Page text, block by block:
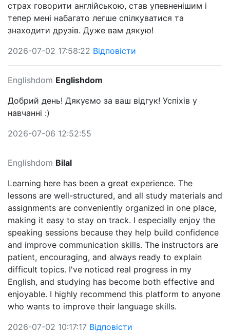
страх говорити англійською, став упевненішим і
тепер мені набагато легше спілкуватися та
знаходити друзів. Дуже вам дякую!
2026-07-02 17:58:22 Відповісти
Englishdom Englishdom
Добрий день! Дякуємо за ваш відгук! Успіхів у
навчанні :)
2026-07-06 12:52:55
Englishdom Bilal
Learning here has been a great experience. The
lessons are well-structured, and all study materials and
assignments are conveniently organized in one place,
making it easy to stay on track. I especially enjoy the
speaking sessions because they help build confidence
and improve communication skills. The instructors are
patient, encouraging, and always ready to explain
difficult topics. I've noticed real progress in my
English, and studying has become both effective and
enjoyable. I highly recommend this platform to anyone
who wants to improve their language skills.
2026-07-02 10:17:17 Відповісти